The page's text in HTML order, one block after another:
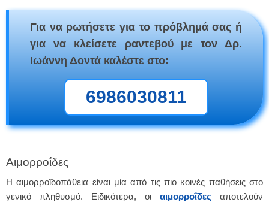
Για να ρωτήσετε για το πρόβλημά σας ή
για να κλείσετε ραντεβού με τον Δρ.
Ιωάννη Δοντά καλέστε στο:
6986030811
Αιμορροΐδες
Η αιμορροϊδοπάθεια είναι μία από τις πιο κοινές παθήσεις στο
γενικό πληθυσμό. Ειδικότερα, οι αιμορροΐδες αποτελούν